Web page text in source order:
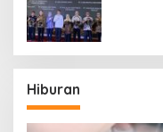
Hiburan